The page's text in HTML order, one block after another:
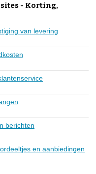
- Korting,
van levering
berichten
en aanbiedingen